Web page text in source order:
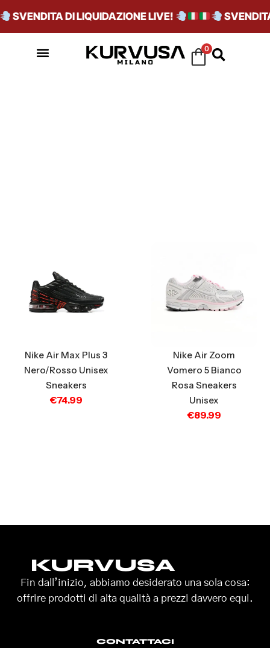
SVENDITA DI LIQUIDAZIONE LIVE!
0
Nike Air Max Plus 3
Nero/Rosso Unisex
Sneakers
€74.99
Nike Air Zoom
Vomero 5 Bianco
Rosa Sneakers
Unisex
€89.99
KURVUSA
Fin dall’inizio, abbiamo desiderato una sola cosa:
offrire prodotti di alta qualità a prezzi davvero equi.
CONTATTACI